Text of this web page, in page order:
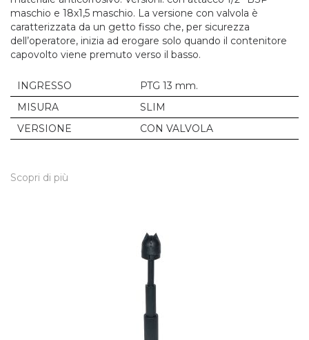
maschio e 18x1,5 maschio. La versione con valvola è
caratterizzata da un getto fisso che, per sicurezza
dell’operatore, inizia ad erogare solo quando il contenitore
capovolto viene premuto verso il basso.
INGRESSO
PTG 13 mm.
MISURA
SLIM
VERSIONE
CON VALVOLA
Scopri di più